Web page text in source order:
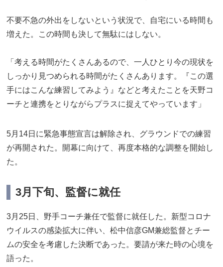
不要不急の外出をしないという状況で、自宅にいる時間も
増えた。この時間も決して無駄にはしない。
「考える時間がたくさんあるので、一人ひとり今の現状を
しっかり見つめられる時間がたくさんあります。『この選
手にはこんな練習してみよう』などと考えたことを天野コ
ーチと連携をとりながらプラスに捉えてやっています」
5月14日に緊急事態宣言は解除され、グラウンドでの練習
が再開された。開幕に向けて、再度本格的な調整を開始し
た。
3月下旬、監督に就任
3月25日、野手コーチ兼任で監督に就任した。新型コロナ
ウイルスの感染拡大に伴い、松中信彦GM兼総監督とチー
ムの安全を考慮した決断であった。要請が来た時の心境を
語った。